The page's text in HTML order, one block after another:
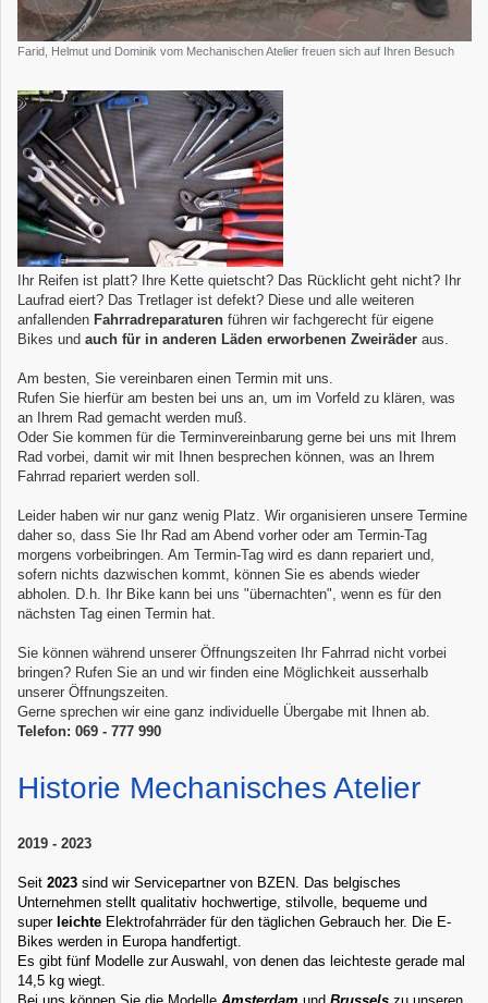
Farid, Helmut und Dominik vom Mechanischen Atelier freuen sich auf Ihren Besuch
Ihr Reifen ist platt? Ihre Kette quietscht? Das Rücklicht geht nicht? Ihr
Laufrad eiert? Das Tretlager ist defekt? Diese und alle weiteren
anfallenden Fahrrad­reparaturen führen wir fachgerecht für eigene
Bikes und auch für in anderen Läden erworbenen Zweiräder aus.
Am besten, Sie vereinbaren einen Termin mit uns.
Rufen Sie hierfür am besten bei uns an, um im Vorfeld zu klären, was
an Ihrem Rad gemacht werden muß.
Oder Sie kommen für die Terminvereinbarung gerne bei uns mit Ihrem
Rad vorbei, damit wir mit Ihnen besprechen können, was an Ihrem
Fahrrad repariert werden soll.
Leider haben wir nur ganz wenig Platz. Wir organisieren unsere Termine
daher so, dass Sie Ihr Rad am Abend vorher oder am Termin-Tag
morgens vorbeibringen. Am Termin-Tag wird es dann repariert und,
sofern nichts dazwischen kommt, können Sie es abends wieder
abholen. D.h. Ihr Bike kann bei uns "übernachten", wenn es für den
nächsten Tag einen Termin hat.
Sie können während unserer Öffnungszeiten Ihr Fahrrad nicht vorbei
bringen? Rufen Sie an und wir finden eine Möglichkeit ausserhalb
unserer Öffnungszeiten.
Gerne sprechen wir eine ganz individuelle Übergabe mit Ihnen ab.
Telefon: 069 - 777 990
Historie Mechanisches Atelier
2019 - 2023
Seit 2023 sind wir Servicepartner von BZEN.
Das belgisches
Unternehmen stellt qualitativ hochwertige, stilvolle, bequeme und
super leichte Elektrofahrräder für den täglichen Gebrauch her. Die E-
Bikes werden in Europa handfertigt.
Es gibt fünf Modelle zur Auswahl, von denen das leichteste gerade mal
14,5 kg wiegt.